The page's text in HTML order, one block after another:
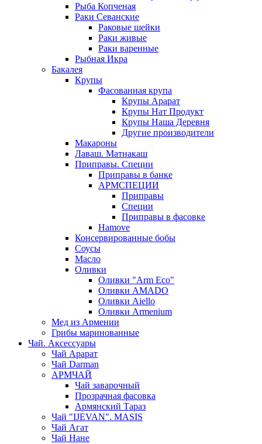
Рыба Копченая
Раки Севанские
Раковые шейки
Раки живые
Раки варенные
Рыбная Икра
Бакалея
Крупы
Фасованная крупа
Крупы Арарат
Крупы Нат Продукт
Крупы Наша Деревня
Другие производители
Макароны
Лаваш. Матнакаш
Приправы. Специи
Приправы в банке
АРМСПЕЦИИ
Приправы
Специи
Приправы в фасовке
Hamove
Консервированные бобы
Соусы
Масло
Оливки
Оливки "Arm Eco"
Оливки AMADO
Оливки Aiello
Оливки Armenium
Мед из Армении
Грибы маринованные
Чай. Аксессуары
Чай Арарат
Чай Darman
АРМЧАЙ
Чай заварочный
Прозрачная фасовка
Армянский Тараз
Чай "IJEVAN". MASIS
Чай Агат
Чай Нане